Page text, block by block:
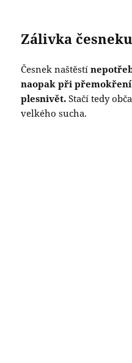
Zálivka česneku
Česnek naštěstí
naopak při
plesnivět.Stačí tedy
velkého sucha.